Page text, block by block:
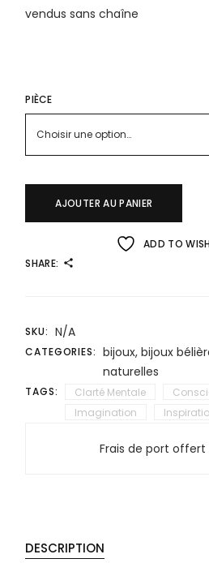
vendus sans chaîne
PIÈCE
Choisir une option…
AJOUTER AU PANIER
ADD TO
SHARE:
SKU: N/A
CATEGORIES: bijoux, bijoux
naturelles
TAGS: Clarté Mentale
Imagination
Frais de port
DESCRIPTION